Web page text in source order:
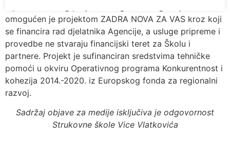
omogućen je projektom ZADRA NOVA ZA VAS kroz koji
se financira rad djelatnika Agencije, a usluge pripreme i
provedbe ne stvaraju financijski teret za Školu i
partnere. Projekt je sufinanciran sredstvima tehničke
pomoći u okviru Operativnog programa Konkurentnost i
kohezija 2014.-2020. iz Europskog fonda za regionalni
razvoj.
Sadržaj objave za medije isključiva je odgovornost
Strukovne škole Vice Vlatkovića